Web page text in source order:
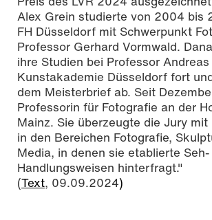
Porträt Alex Grein, Foto: Julius
Alex Grein studierte von 2004 bis
FH Düsseldorf mit Schwerpunkt
Professor Gerhard Vormwald.
ihre Studien bei Professor
Kunstakademie Düsseldorf fort
dem Meisterbrief ab. Seit
Professorin für Fotografie an der
Mainz. Sie überzeugte die Jury
in den Bereichen Fotografie,
Media, in denen sie etablierte Seh-
Handlungsweisen hinterfragt."
(Text, 09.09.2024)